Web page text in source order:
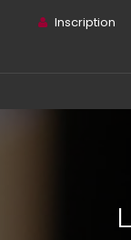
Inscription